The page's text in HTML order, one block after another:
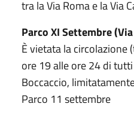
tra la Via Roma e la Via
Parco XI Settembre
È vietata la circolazione
ore 19 alle ore 24 di
Boccaccio,
Parco 11 settembre